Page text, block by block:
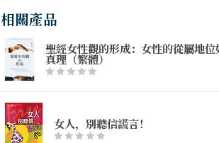
相關產品
聖經女性觀的形成：女性的從屬地
真理（繁體）
女人，別聽信謊言！